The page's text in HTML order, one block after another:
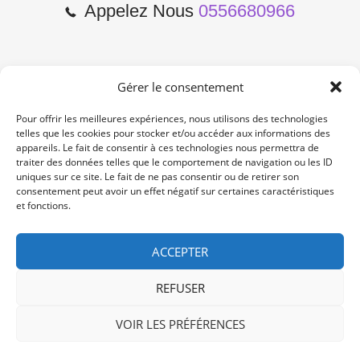
Gérer le consentement
Pour offrir les meilleures expériences, nous utilisons des technologies
telles que les cookies pour stocker et/ou accéder aux informations des
appareils. Le fait de consentir à ces technologies nous permettra de
traiter des données telles que le comportement de navigation ou les ID
uniques sur ce site. Le fait de ne pas consentir ou de retirer son
consentement peut avoir un effet négatif sur certaines caractéristiques
et fonctions.
ACCEPTER
REFUSER
VOIR LES PRÉFÉRENCES
Appelez Nous 0556680966
2 Cours de l'Yser 33800
Bordeaux
Lun-Samedi: 10:00 -19:00
Non Stop
/ /